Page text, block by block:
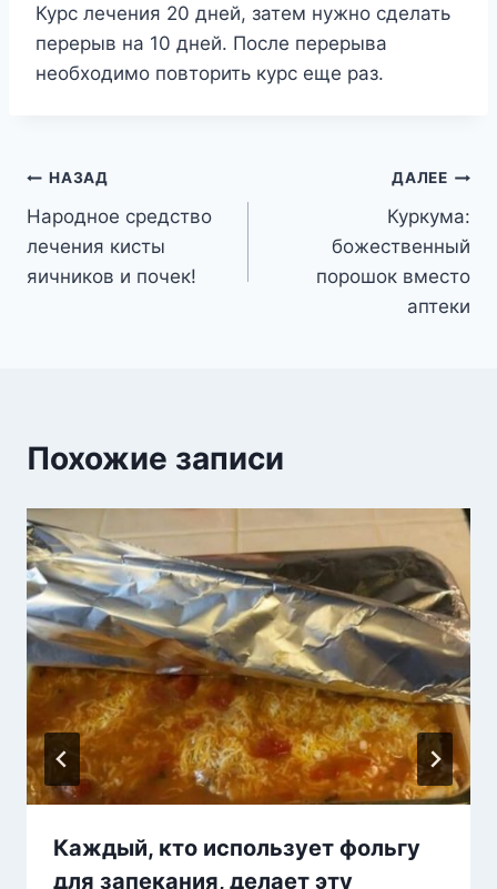
Курс лечения 20 дней, затем нужно сделать
перерыв на 10 дней. После перерыва
необходимо повторить курс еще раз.
Навигация
по
записям
НАЗАД
Народное средство
лечения кисты
яичников и почек!
ДАЛЕЕ
Куркума:
божественный
порошок вместо
аптеки
Похожие записи
Каждый, кто использует фольгу
для запекания, делает эту